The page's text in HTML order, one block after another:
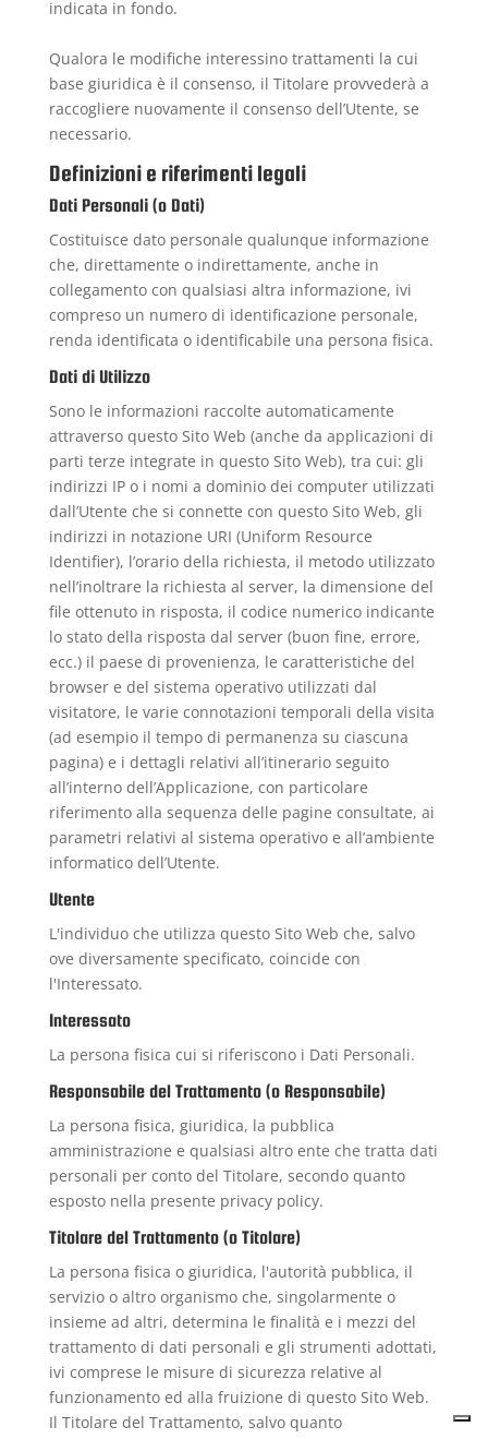
indicata in fondo.
Qualora le modifiche interessino trattamenti la cui
base giuridica è il consenso, il Titolare provvederà a
raccogliere nuovamente il consenso dell’Utente, se
necessario.
Definizioni e riferimenti legali
Dati Personali (o Dati)
Costituisce dato personale qualunque informazione
che, direttamente o indirettamente, anche in
collegamento con qualsiasi altra informazione, ivi
compreso un numero di identificazione personale,
renda identificata o identificabile una persona fisica.
Dati di Utilizzo
Sono le informazioni raccolte automaticamente
attraverso questo Sito Web (anche da applicazioni di
parti terze integrate in questo Sito Web), tra cui: gli
indirizzi IP o i nomi a dominio dei computer utilizzati
dall’Utente che si connette con questo Sito Web, gli
indirizzi in notazione URI (Uniform Resource
Identifier), l’orario della richiesta, il metodo utilizzato
nell’inoltrare la richiesta al server, la dimensione del
file ottenuto in risposta, il codice numerico indicante
lo stato della risposta dal server (buon fine, errore,
ecc.) il paese di provenienza, le caratteristiche del
browser e del sistema operativo utilizzati dal
visitatore, le varie connotazioni temporali della visita
(ad esempio il tempo di permanenza su ciascuna
pagina) e i dettagli relativi all’itinerario seguito
all’interno dell’Applicazione, con particolare
riferimento alla sequenza delle pagine consultate, ai
parametri relativi al sistema operativo e all’ambiente
informatico dell’Utente.
Utente
L'individuo che utilizza questo Sito Web che, salvo
ove diversamente specificato, coincide con
l'Interessato.
Interessato
La persona fisica cui si riferiscono i Dati Personali.
Responsabile del Trattamento (o Responsabile)
La persona fisica, giuridica, la pubblica
amministrazione e qualsiasi altro ente che tratta dati
personali per conto del Titolare, secondo quanto
esposto nella presente privacy policy.
Titolare del Trattamento (o Titolare)
La persona fisica o giuridica, l'autorità pubblica, il
servizio o altro organismo che, singolarmente o
insieme ad altri, determina le finalità e i mezzi del
trattamento di dati personali e gli strumenti adottati,
ivi comprese le misure di sicurezza relative al
funzionamento ed alla fruizione di questo Sito Web.
Il Titolare del Trattamento, salvo quanto